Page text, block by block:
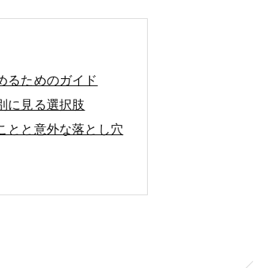
るためのガイド
に見る選択肢
とと意外な落とし穴